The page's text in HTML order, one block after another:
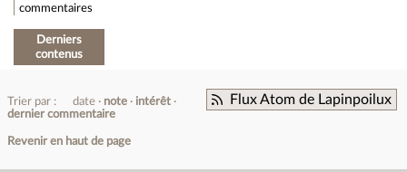
commentaires
Derniers
contenus
Flux Atom de Lapinpoilux
Trier par : date note
intérêt
dernier commentaire
Revenir en haut de page